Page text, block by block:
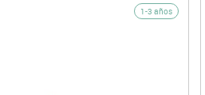
1-3 años